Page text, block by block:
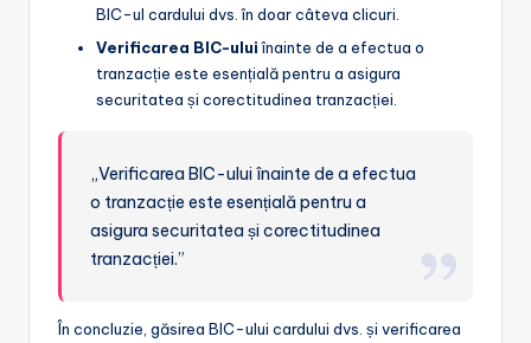
BIC-ul cardului dvs. în doar câteva clicuri.
Verificarea BIC-uluiînainte de a efectua o
tranzacție este esențială pentru a asigura
securitatea și corectitudinea tranzacției.
„Verificarea BIC-ului înainte de a efectua
o tranzacție este esențială pentru a
asigura securitatea și corectitudinea
tranzacției.”
În concluzie, găsirea BIC-ului cardului dvs. și verificarea